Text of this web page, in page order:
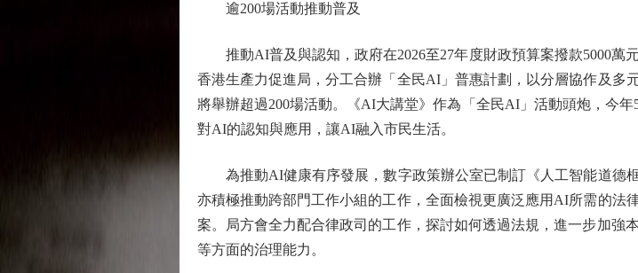
逾200場活動推動普及
推動AI普及與認知，政府在2026至27年度財政預算案撥款5000萬
香港生產力促進局，分工合辦「全民AI」普惠計劃，以分層協作及多
將舉辦超過200場活動。《AI大講堂》作為「全民AI」活動頭炮，今
對AI的認知與應用，讓AI融入市民生活。
為推動AI健康有序發展，數字政策辦公室已制訂《人工智能道德
亦積極推動跨部門工作小組的工作，全面檢視更廣泛應用AI所需的法
案。局方會全力配合律政司的工作，探討如何透過法規，進一步加強
等方面的治理能力。